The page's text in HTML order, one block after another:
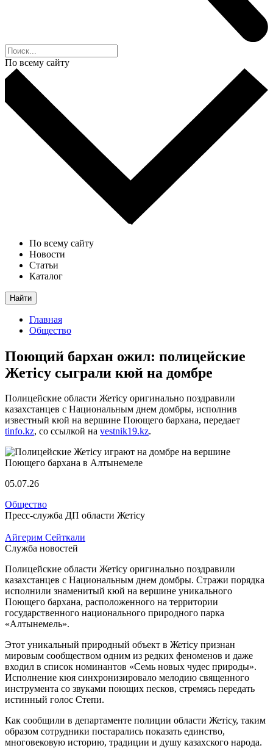
По всему сайту
По всему сайту
Новости
Статьи
Каталог
Найти
Главная
Общество
Поющий бархан ожил: полицейские
Жетісу сыграли кюй на домбре
Полицейские области Жетісу оригинально поздравили
казахстанцев с Национальным днем домбры, исполнив
известный кюй на вершине Поющего бархана, передает
tinfo.kz, со ссылкой на vestnik19.kz.
05.07.26
Общество
Пресс-служба ДП области Жетiсу
Айгерим Сейткали
Служба новостей
Полицейские области Жетісу оригинально поздравили
казахстанцев с Национальным днем домбры. Стражи порядка
исполнили знаменитый кюй на вершине уникального
Поющего бархана, расположенного на территории
государственного национального природного парка
«Алтынемель».
Этот уникальный природный объект в Жетісу признан
мировым сообществом одним из редких феноменов и даже
входил в список номинантов «Семь новых чудес природы».
Исполнение кюя синхронизировало мелодию священного
инструмента со звуками поющих песков, стремясь передать
истинный голос Степи.
Как сообщили в департаменте полиции области Жетісу, таким
образом сотрудники постарались показать единство,
многовековую историю, традиции и душу казахского народа.